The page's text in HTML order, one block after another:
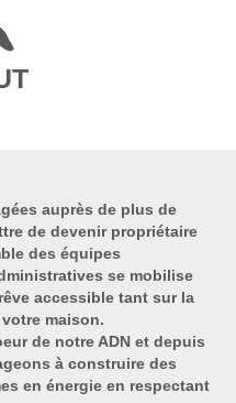
auprès de plus de
de devenir propriétaire
des équipes
se mobilise
accessible tant sur la
maison.
de notre ADN et depuis
à construire des
en énergie en respectant